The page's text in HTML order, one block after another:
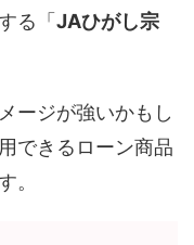
る「 JAひがし宗
ージが強いかもし
できるローン商品
。